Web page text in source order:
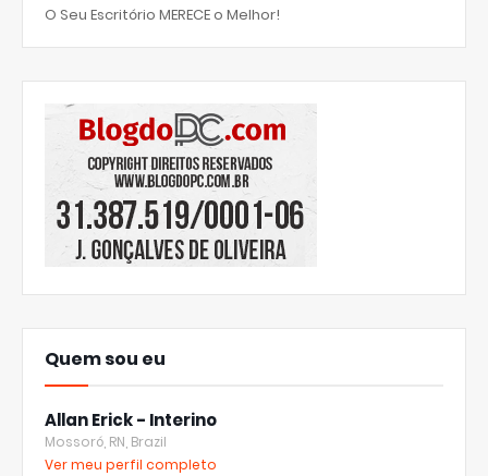
O Seu Escritório MERECE o Melhor!
Quem sou eu
Allan Erick - Interino
Mossoró, RN, Brazil
Ver meu perfil completo